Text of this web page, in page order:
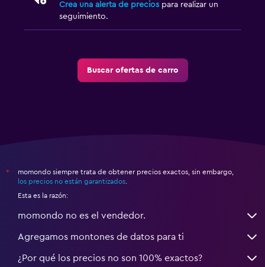
Crea una alerta de precios para realizar un
seguimiento.
Buscar ofertas de carro
*
momondo siempre trata de obtener precios exactos, sin embargo,
los precios no están garantizados.
Esta es la razón:
momondo no es el vendedor.
Agregamos montones de datos para ti
¿Por qué los precios no son 100% exactos?